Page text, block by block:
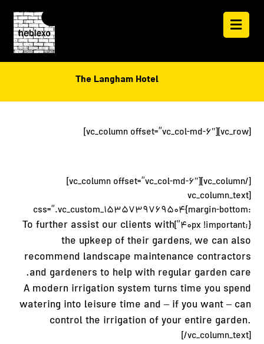
The Langham Hotel
[vc_row][vc_column offset=”vc_col-md-6″]
[/vc_column][vc_column offset=”vc_col-md-6″]
[vc_column_text
css=”.vc_custom_1535739769504{margin-bottom:
40px !important;}”]
To further assist our clients with
the upkeep of their gardens, we can also
recommend landscape maintenance contractors
and gardeners to help with regular garden care.
A modern irrigation system turns time you spend
watering into leisure time and – if you want – can
control the irrigation of your entire garden.
[/vc_column_text]